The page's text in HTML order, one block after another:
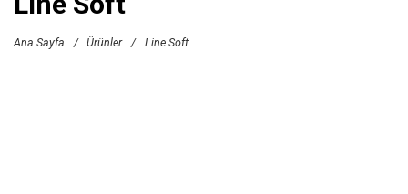
Ana Sayfa / Ürünler / Line Soft